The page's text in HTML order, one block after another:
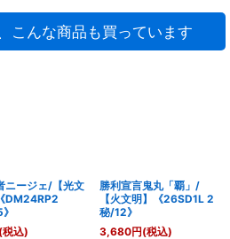
こんな商品も買っています
ニージェ/【光文
DM24RP2
(税込)
勝利宣言鬼丸「覇」/
【火文明】《26SD1L 2
秘/12》
3,680円(税込)